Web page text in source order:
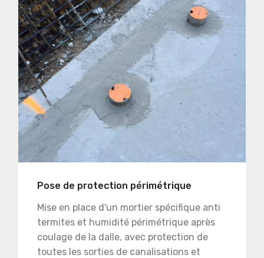
Pose de protection périmétrique
Mise en place d'un mortier spécifique anti
termites et humidité périmétrique après
coulage de la dalle, avec protection de
toutes les sorties de canalisations et